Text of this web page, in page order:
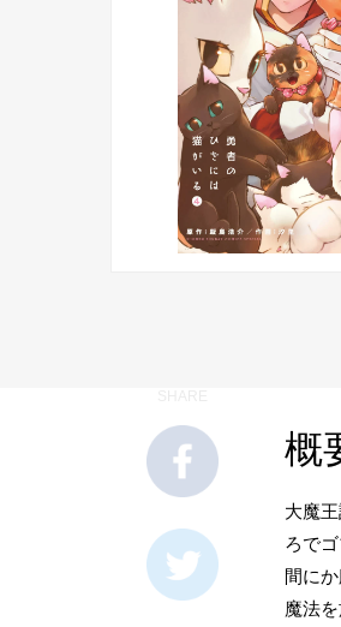
概
大魔
ろで
間に
魔法